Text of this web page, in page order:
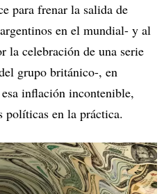
para frenar la salida de
en el mundial- y al
la celebración de una serie
grupo británico-, en
inflación incontenible,
políticas en la práctica.